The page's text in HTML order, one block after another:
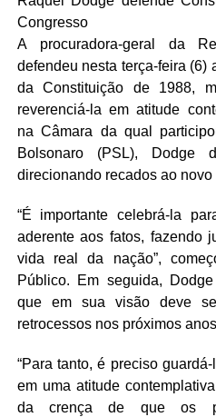
Congresso
A procuradora-geral da
defendeu nesta terça-feira (6)
da Constituição de 1988,
reverenciá-la em atitude
na Câmara da qual
Bolsonaro (PSL), Dodge
direcionando recados ao novo
“É importante celebrá-la
aderente aos fatos, fazendo
vida real da nação”,
Público. Em seguida,
que em sua visão deve
retrocessos nos próximos
“Para tanto, é preciso
em uma atitude
da crença de que os